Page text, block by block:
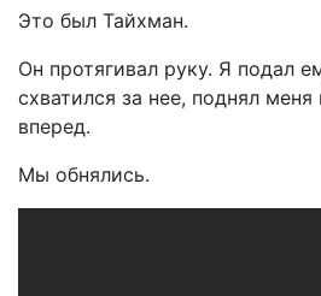
Это был Тайхман.
Он протягивал руку. Я подал
схватился за нее, поднял меня
вперед.
Мы обнялись.